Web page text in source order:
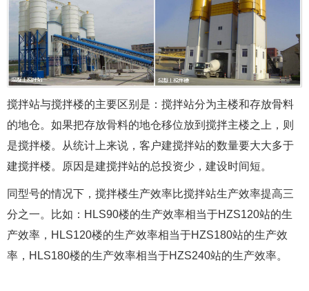
搅拌站与搅拌楼的主要区别是：搅拌站分为主楼和存放骨料
的地仓。如果把存放骨料的地仓移位放到搅拌主楼之上，则
是搅拌楼。从统计上来说，客户建搅拌站的数量要大大多于
建搅拌楼。原因是建搅拌站的总投资少，建设时间短。
同型号的情况下，搅拌楼生产效率比搅拌站生产效率提高三
分之一。比如：HLS90楼的生产效率相当于HZS120站的生
产效率，HLS120楼的生产效率相当于HZS180站的生产效
率，HLS180楼的生产效率相当于HZS240站的生产效率。